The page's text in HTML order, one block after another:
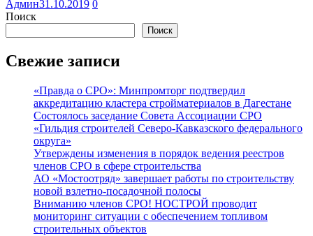
Админ31.10.2019 0
Поиск
Поиск
Свежие записи
«Правда о СРО»: Минпромторг подтвердил
аккредитацию кластера стройматериалов в Дагестане
Состоялось заседание Совета Ассоциации СРО
«Гильдия строителей Северо-Кавказского федерального
округа»
Утверждены изменения в порядок ведения реестров
членов СРО в сфере строительства
АО «Мостоотряд» завершает работы по строительству
новой взлетно-посадочной полосы
Вниманию членов СРО! НОСТРОЙ проводит
мониторинг ситуации с обеспечением топливом
строительных объектов